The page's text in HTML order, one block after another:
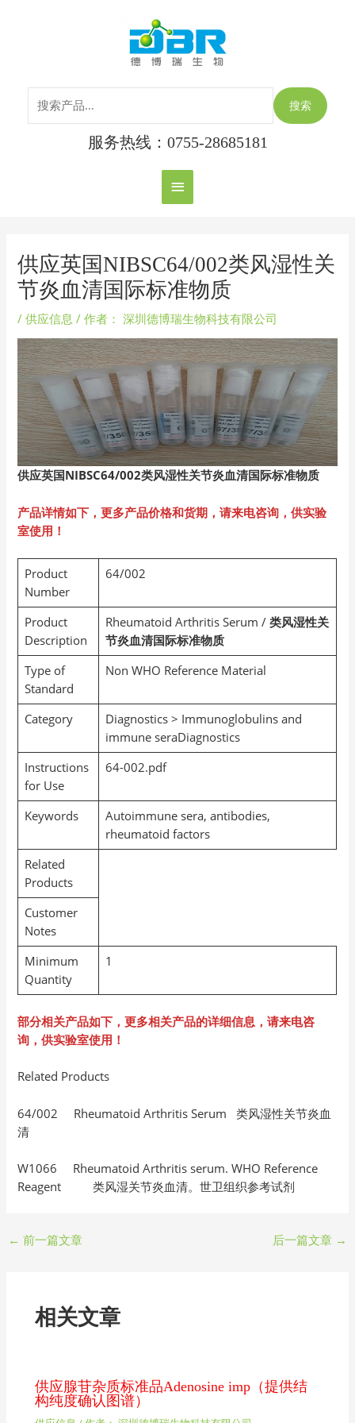
主
菜
单
搜索
服务热线：0755-28685181
供应英国NIBSC64/002类风湿性关
节炎血清国际标准物质
/供应信息 / 作者： 深圳德博瑞生物科技有限公司
供应英国NIBSC64/002类风湿性关节炎血清国际标准物质
产品详情如下，更多产品价格和货期，请来电咨询，供实验
室使用！
Product
Number
64/002
Product
Description
Rheumatoid Arthritis Serum / 类风湿性关
节炎血清国际标准物质
Type of
Standard
Non WHO Reference Material
Category
Diagnostics > Immunoglobulins and
immune seraDiagnostics
Instructions
for Use
64-002.pdf
Keywords
Autoimmune sera, antibodies,
rheumatoid factors
Related
Products
Customer
Notes
Minimum
Quantity
1
部分相关产品如下，更多相关产品的详细信息，请来电咨
询，供实验室使用！
Related Products
64/002 Rheumatoid Arthritis Serum 类风湿性关节炎血
清
W1066 Rheumatoid Arthritis serum. WHO Reference
Reagent 类风湿关节炎血清。世卫组织参考试剂
← 前一篇文章 后一篇文章 →
相关文章
供应腺苷杂质标准品Adenosine imp（提供结
构纯度确认图谱）